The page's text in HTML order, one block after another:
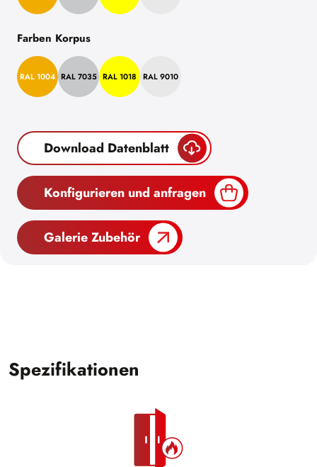
Farben Korpus
RAL 1004 RAL 7035 RAL 1018 RAL 9010
Download Datenblatt
Konfigurieren und anfragen
Galerie Zubehör
Spezifikationen